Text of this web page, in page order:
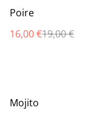
%
Poire
16,00 €19,00 €
Mojito